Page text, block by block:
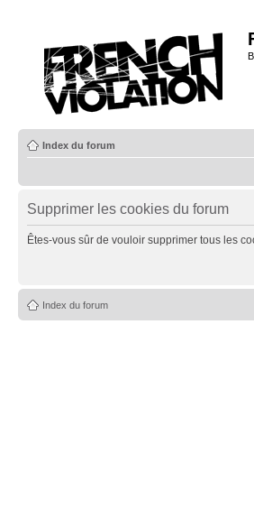
Index du forum
Supprimer les cookies du forum
Êtes-vous sûr de vouloir supprimer tous les
Index du forum